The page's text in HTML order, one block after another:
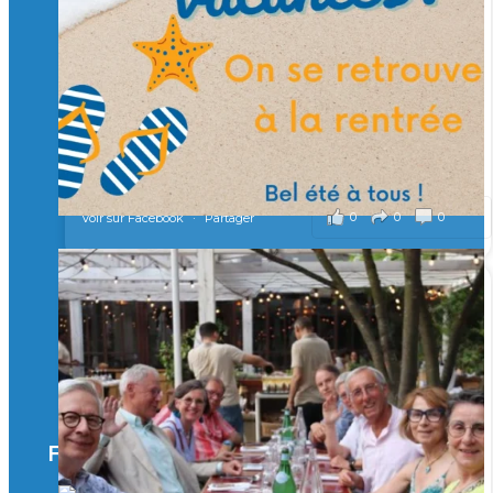
Merci à tous !
🎯 Taxe d’apprentissage 2026 : avec l'Isep, investissez pour
un numérique au service de l'humain !
À l’Isep, nous formons des ingénieurs, des bachelors, des
Mastères Spécialisés, qui allient excellence technologique et
valeurs humaines, au cœur de notre pro
...Voir plus
il y a 2 mois
0 0 0
Voir sur Facebook · Partager
🚀Afterwork à Genève 🚀
🥳 Le 22 avril dernier, 14 Alumni vivant / travaillant
en Suisse ont partagé un moment convivial de
retrouvailles et d'échanges !
Merci à tous pour votre présence et à Alexandre
CHEA pour l'organisation !
il y a 3 mois
Facebook